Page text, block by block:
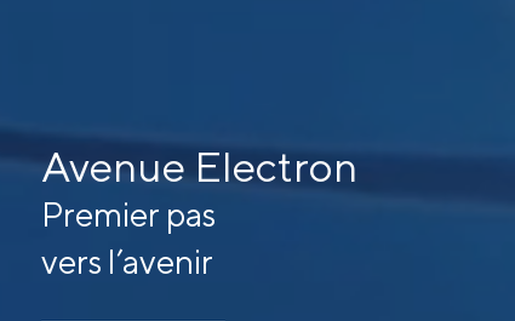
Avenue Electron
Premier pas
vers l’avenir